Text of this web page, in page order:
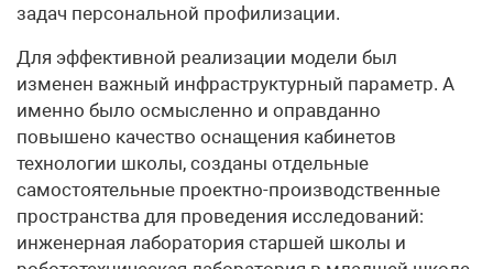
задач персональной профилизации.
Для эффективной реализации модели был
изменен важный инфраструктурный параметр. А
именно было осмысленно и оправданно
повышено качество оснащения кабинетов
технологии школы, созданы отдельные
самостоятельные проектно-производственные
пространства для проведения исследований:
инженерная лаборатория старшей школы и